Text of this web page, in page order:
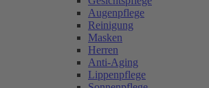
Augenpflege
Reinigung
Masken
Herren
Anti-Aging
Lippenpflege